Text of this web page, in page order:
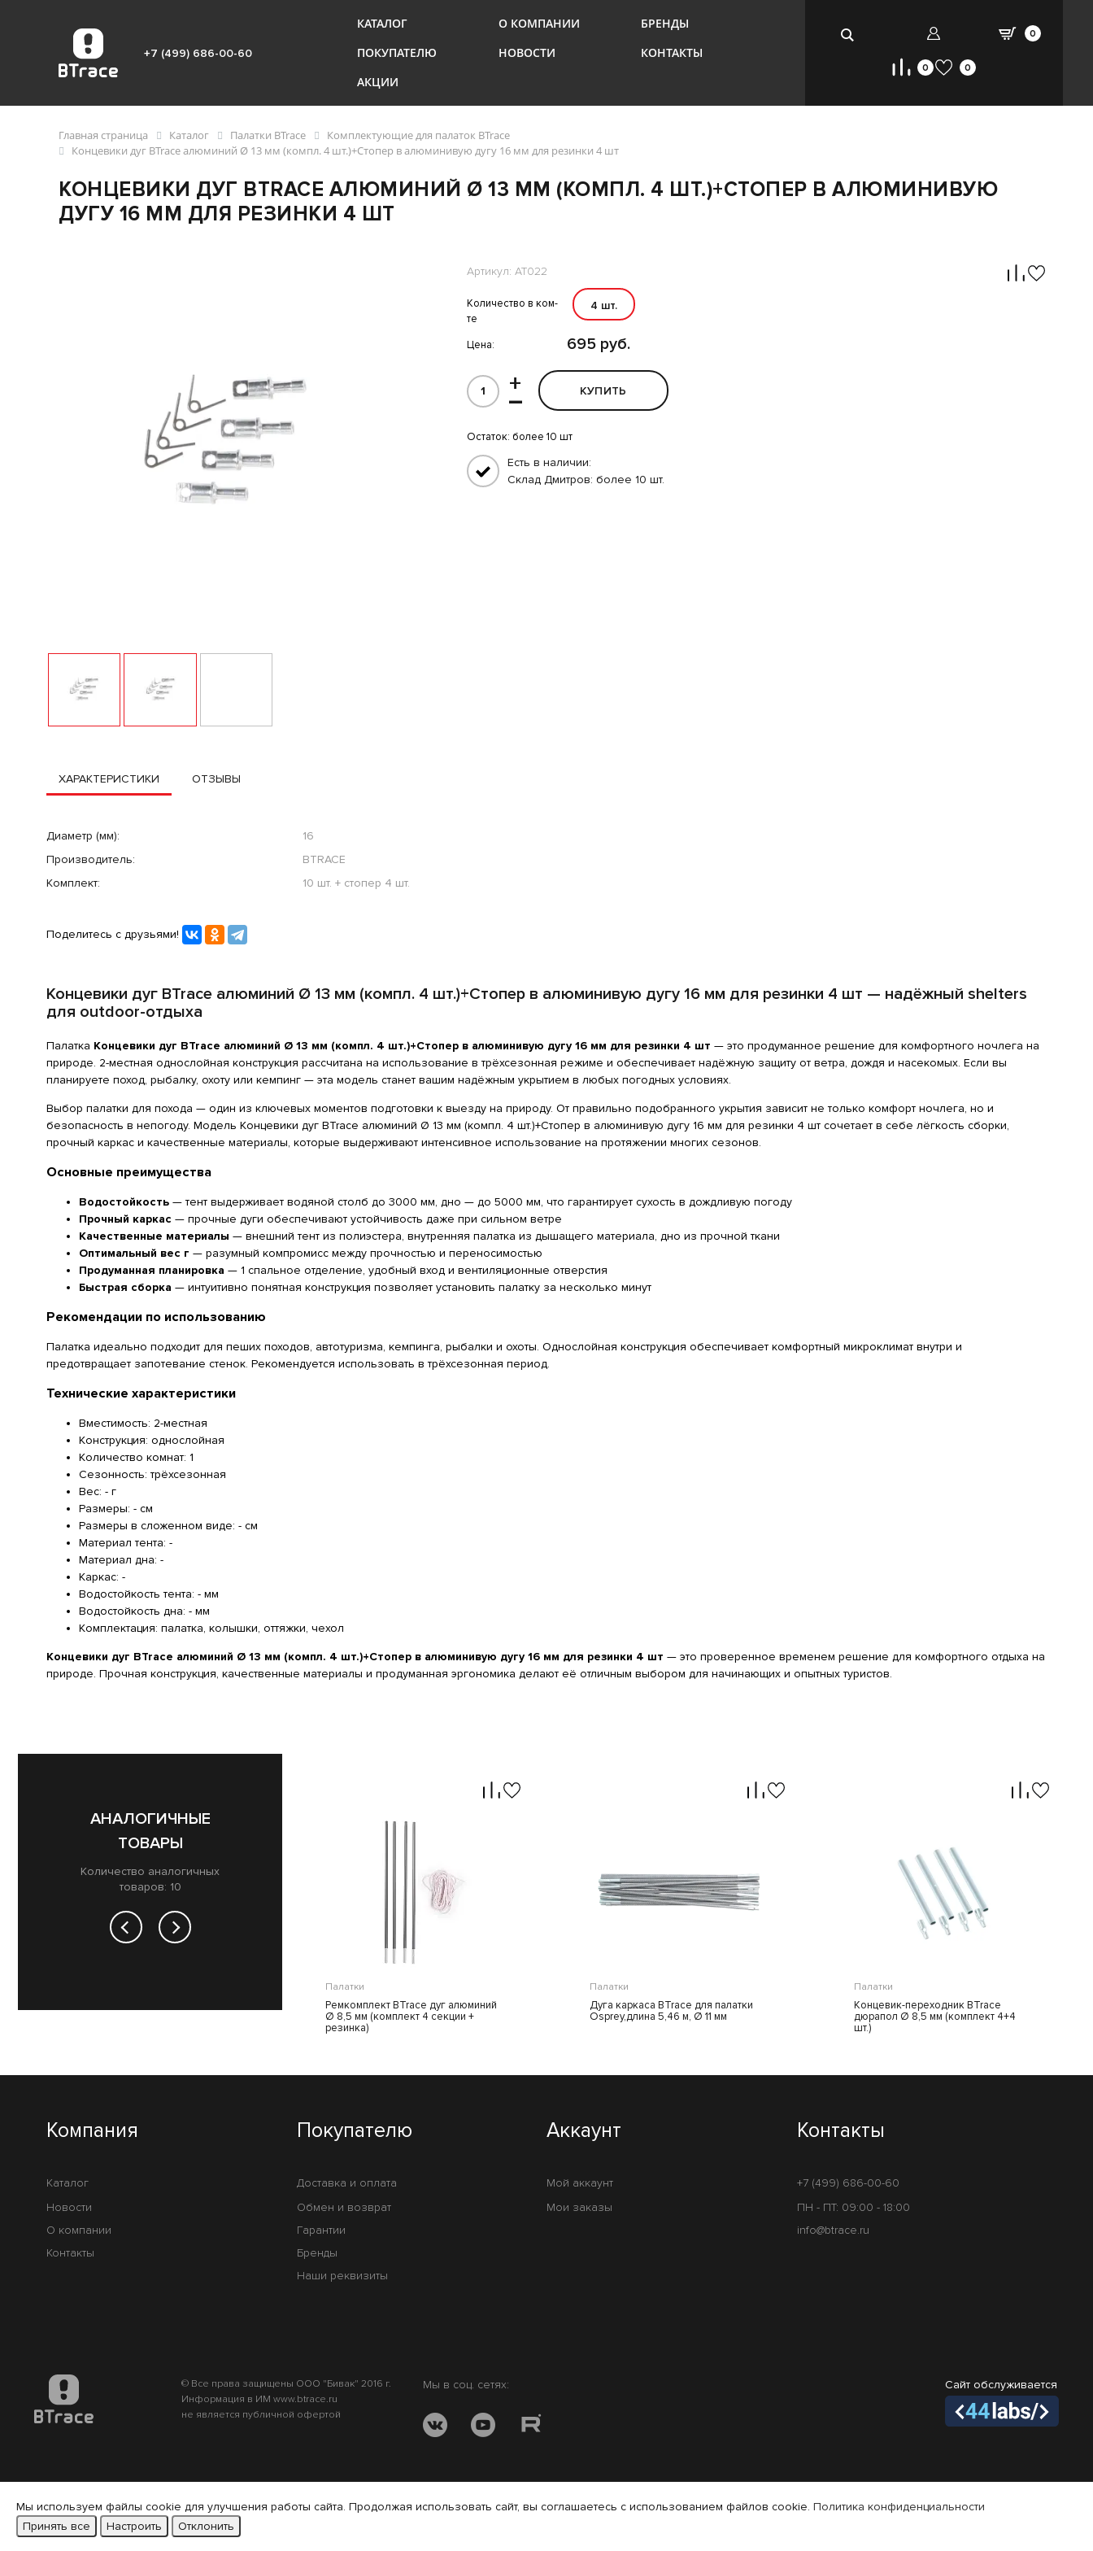
+7 (499) 686-00-60
КАТАЛОГ О КОМПАНИИ
БРЕНДЫ
ПОКУПАТЕЛЮ
НОВОСТИ
КОНТАКТЫ
АКЦИИ
0
0 0
Главная страница Каталог Палатки BTrace
Комплектующие для палаток BTrace
Концевики дуг BTrace алюминий Ø 13 мм (компл. 4 шт.)+Стопер в алюминивую дугу 16 мм для резинки 4 шт
КОНЦЕВИКИ ДУГ BTRACE АЛЮМИНИЙ Ø 13 ММ (КОМПЛ. 4 ШТ.)+СТОПЕР В АЛЮМИНИВУЮ
ДУГУ 16 ММ ДЛЯ РЕЗИНКИ 4 ШТ
Артикул: AT022
Количество в ком-
те
4 шт.
Цена: 695 руб.
–
+ КУПИТЬ
Остаток: более 10 шт
Есть в наличии:
Склад Дмитров: более 10 шт.
ХАРАКТЕРИСТИКИ ОТЗЫВЫ
Диаметр (мм):
16
Производитель:
BTRACE
Комплект:
10 шт. + стопер 4 шт.
Поделитесь с друзьями!
Концевики дуг BTrace алюминий Ø 13 мм (компл. 4 шт.)+Стопер в алюминивую дугу 16 мм для резинки 4 шт — надёжный shelters
для outdoor-отдыха
Палатка Концевики дуг BTrace алюминий Ø 13 мм (компл. 4 шт.)+Стопер в алюминивую дугу 16 мм для резинки 4 шт — это продуманное решение для комфортного ночлега на
природе. 2-местная однослойная конструкция рассчитана на использование в трёхсезонная режиме и обеспечивает надёжную защиту от ветра, дождя и насекомых. Если вы
планируете поход, рыбалку, охоту или кемпинг — эта модель станет вашим надёжным укрытием в любых погодных условиях.
Выбор палатки для похода — один из ключевых моментов подготовки к выезду на природу. От правильно подобранного укрытия зависит не только комфорт ночлега, но и
безопасность в непогоду. Модель Концевики дуг BTrace алюминий Ø 13 мм (компл. 4 шт.)+Стопер в алюминивую дугу 16 мм для резинки 4 шт сочетает в себе лёгкость сборки,
прочный каркас и качественные материалы, которые выдерживают интенсивное использование на протяжении многих сезонов.
Основные преимущества
Водостойкость — тент выдерживает водяной столб до 3000 мм, дно — до 5000 мм, что гарантирует сухость в дождливую погоду
Прочный каркас — прочные дуги обеспечивают устойчивость даже при сильном ветре
Качественные материалы — внешний тент из полиэстера, внутренняя палатка из дышащего материала, дно из прочной ткани
Оптимальный вес г — разумный компромисс между прочностью и переносимостью
Продуманная планировка — 1 спальное отделение, удобный вход и вентиляционные отверстия
Быстрая сборка — интуитивно понятная конструкция позволяет установить палатку за несколько минут
Рекомендации по использованию
Палатка идеально подходит для пеших походов, автотуризма, кемпинга, рыбалки и охоты. Однослойная конструкция обеспечивает комфортный микроклимат внутри и
предотвращает запотевание стенок. Рекомендуется использовать в трёхсезонная период.
Технические характеристики
Вместимость: 2-местная
Конструкция: однослойная
Количество комнат: 1
Сезонность: трёхсезонная
Вес: - г
Размеры: - см
Размеры в сложенном виде: - см
Материал тента: -
Материал дна: -
Каркас: -
Водостойкость тента: - мм
Водостойкость дна: - мм
Комплектация: палатка, колышки, оттяжки, чехол
Концевики дуг BTrace алюминий Ø 13 мм (компл. 4 шт.)+Стопер в алюминивую дугу 16 мм для резинки 4 шт — это проверенное временем решение для комфортного отдыха на
природе. Прочная конструкция, качественные материалы и продуманная эргономика делают её отличным выбором для начинающих и опытных туристов.
АНАЛОГИЧНЫЕ
ТОВАРЫ
Количество аналогичных
товаров: 10
Палатки
Ремкомплект BTrace дуг алюминий
Ø 8,5 мм (комплект 4 секции +
резинка)
Палатки
Дуга каркаса BTrace для палатки
Osprey,длина 5,46 м, Ø 11 мм
Палатки
Концевик-переходник BTrace
дюрапол Ø 8,5 мм (комплект 4+4
шт.)
Компания
Каталог
Новости
О компании
Контакты
Покупателю
Доставка и оплата
Обмен и возврат
Гарантии
Бренды
Наши реквизиты
Аккаунт
Мой аккаунт
Мои заказы
Контакты
+7 (499) 686-00-60
ПН - ПТ: 09:00 - 18:00
info@btrace.ru
© Все права защищены ООО "Бивак" 2016 г.
Информация в ИМ www.btrace.ru
не является публичной офертой
Мы в соц. сетях: Сайт обслуживается
Мы используем файлы cookie для улучшения работы сайта. Продолжая использовать сайт, вы соглашаетесь с использованием файлов cookie. Политика конфиденциальности
Принять все
Настроить Отклонить